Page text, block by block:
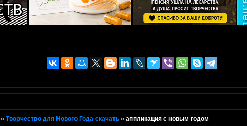
»Творчество для Нового Года скачать »аппликация с новым годом